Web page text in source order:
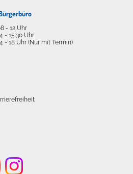
- 12 Uhr
- 15.30 Uhr
- 18 Uhr (Nur mit Termin)